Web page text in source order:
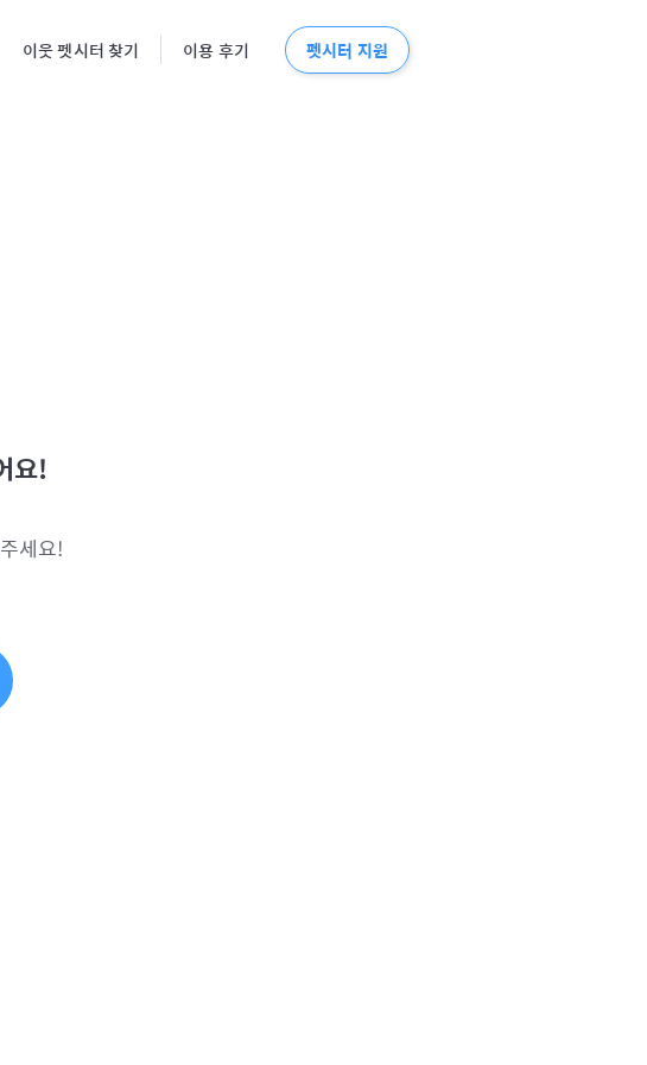
이웃 펫시터 찾기 이용 후기 펫시터 지원
요!
세요!